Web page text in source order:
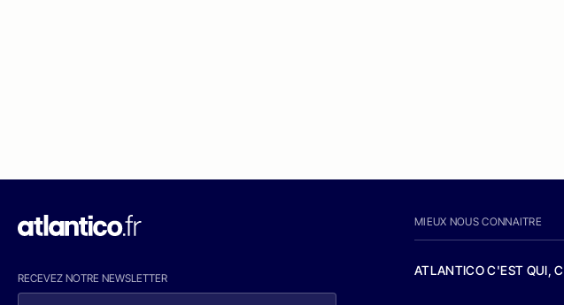
RECEVEZ NOTRE NEWSLETTER
MIEUX NOUS CONNAITRE
ATLANTICO C'EST QUI,